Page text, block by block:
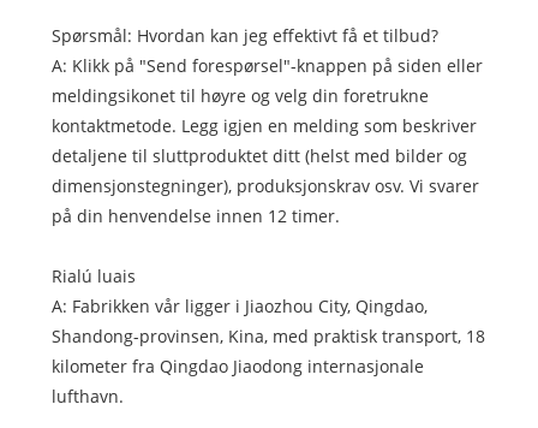
Spørsmål: Hvordan kan jeg effektivt få et tilbud?
A: Klikk på "Send forespørsel"-knappen på siden eller
meldingsikonet til høyre og velg din foretrukne
kontaktmetode. Legg igjen en melding som beskriver
detaljene til sluttproduktet ditt (helst med bilder og
dimensjonstegninger), produksjonskrav osv. Vi svarer
på din henvendelse innen 12 timer.
Rialú luais
A: Fabrikken vår ligger i Jiaozhou City, Qingdao,
Shandong-provinsen, Kina, med praktisk transport, 18
kilometer fra Qingdao Jiaodong internasjonale
lufthavn.